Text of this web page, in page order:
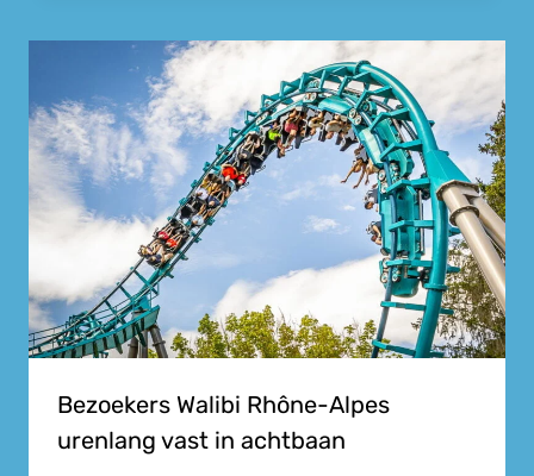
Bezoekers Walibi Rhône-Alpes
urenlang vast in achtbaan